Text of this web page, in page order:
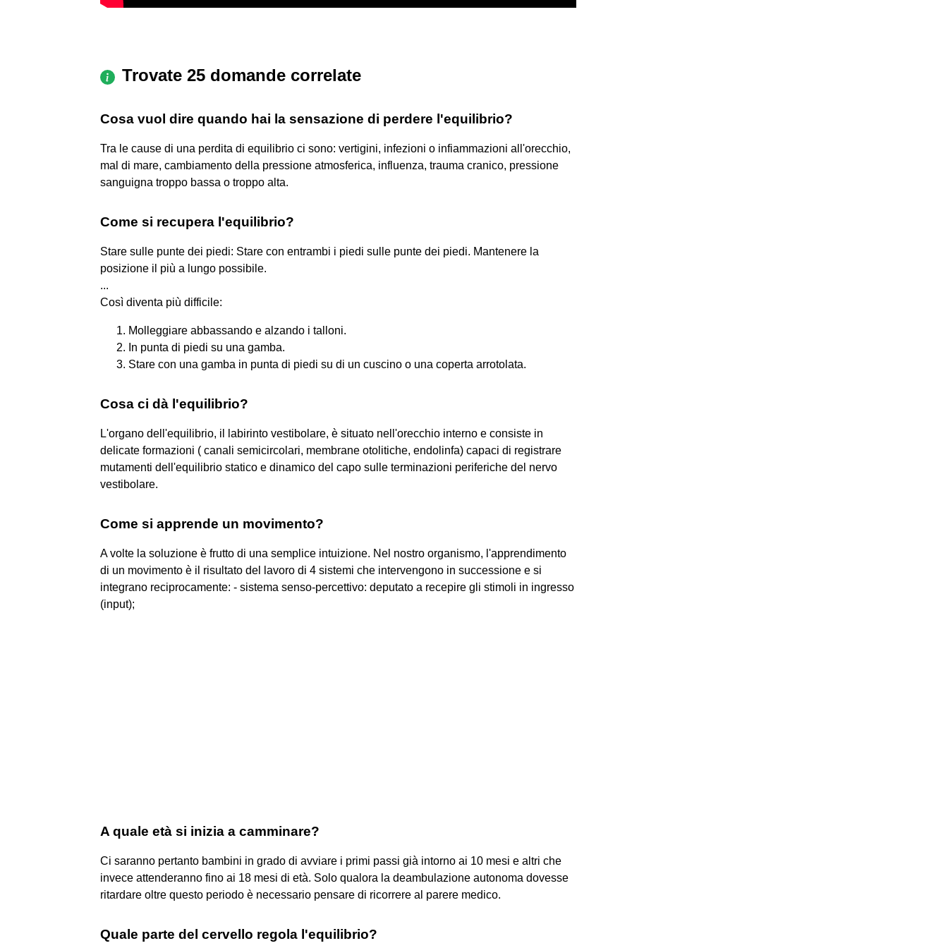
Trovate 25 domande correlate
Cosa vuol dire quando hai la sensazione di perdere l'equilibrio?
Tra le cause di una perdita di equilibrio ci sono: vertigini, infezioni o infiammazioni all'orecchio,
mal di mare, cambiamento della pressione atmosferica, influenza, trauma cranico, pressione
sanguigna troppo bassa o troppo alta.
Come si recupera l'equilibrio?
Stare sulle punte dei piedi: Stare con entrambi i piedi sulle punte dei piedi. Mantenere la
posizione il più a lungo possibile.
...
Così diventa più difficile:
Molleggiare abbassando e alzando i talloni.
In punta di piedi su una gamba.
Stare con una gamba in punta di piedi su di un cuscino o una coperta arrotolata.
Cosa ci dà l'equilibrio?
L'organo dell'equilibrio, il labirinto vestibolare, è situato nell'orecchio interno e consiste in
delicate formazioni ( canali semicircolari, membrane otolitiche, endolinfa) capaci di registrare
mutamenti dell'equilibrio statico e dinamico del capo sulle terminazioni periferiche del nervo
vestibolare.
Come si apprende un movimento?
A volte la soluzione è frutto di una semplice intuizione. Nel nostro organismo, l'apprendimento
di un movimento è il risultato del lavoro di 4 sistemi che intervengono in successione e si
integrano reciprocamente: - sistema senso-percettivo: deputato a recepire gli stimoli in ingresso
(input);
A quale età si inizia a camminare?
Ci saranno pertanto bambini in grado di avviare i primi passi già intorno ai 10 mesi e altri che
invece attenderanno fino ai 18 mesi di età. Solo qualora la deambulazione autonoma dovesse
ritardare oltre questo periodo è necessario pensare di ricorrere al parere medico.
Quale parte del cervello regola l'equilibrio?